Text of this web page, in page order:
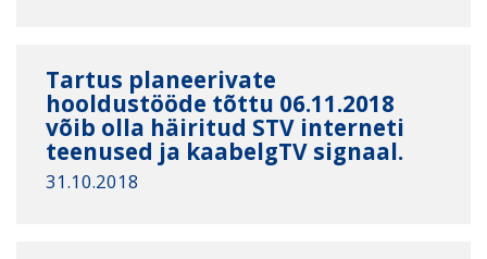
Tartus planeerivate
hooldustööde tõttu 06.11.2018
võib olla häiritud STV interneti
teenused ja kaabelgTV signaal.
31.10.2018